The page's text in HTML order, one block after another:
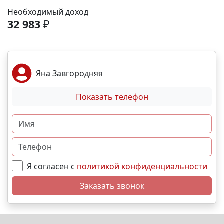
Море и пляж – 40 мин. 🏙️ Центр города – 20 мин. 🌁
Крымский мост – 2:30 мин. Выгодные условия
покупки: • Беспроцентная рассрочка от
Материнский капитал; • Дистанционная покупка. 📞
Свяжитесь с нами прямо сейчас и мы подберем
лучший вариант именно для Вас. N9643
Необходимый доход
32 983 ₽
Яна Завгородняя
Показать телефон
Я согласен с политикой конфиденциальности
Заказать звонок